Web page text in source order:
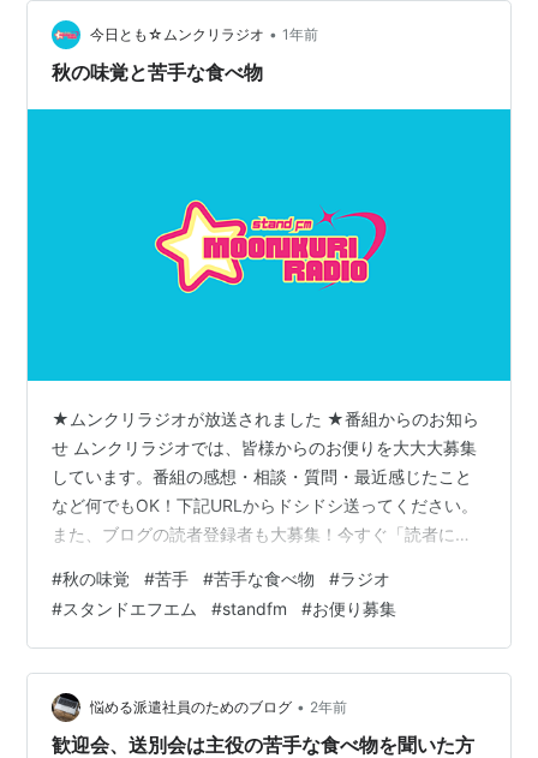
らない天ぷら 残すのは勿体ない ええぇい 意を決してひ
と口 衣のサクサク 身のトロトロ （…美味しい😶） 以
降、日本食レストランに行くと 単品で茄子料理を頼む事
今日とも☆ムンクリラジオ • 1年前
秋の味覚と苦手な食べ物
★ムンクリラジオが放送されました ★番組からのお知ら
せ ムンクリラジオでは、皆様からのお便りを大大大募集
しています。番組の感想・相談・質問・最近感じたこと
など何でもOK！下記URLからドシドシ送ってください。
また、ブログの読者登録者も大募集！今すぐ「読者にな
https://form.run/@moonkuriradio ■番組Xはコチラ
https://x.com/M00NKURIRADIO ランキング参加中音声
コンテンツランキング参加中ラジオ
#秋の味覚 #苦手 #苦手な食べ物 #ラジオ
#スタンドエフエム #standfm #お便り募集
悩める派遣社員のためのブログ • 2年前
歓迎会、送別会は主役の苦手な食べ物を聞いた方